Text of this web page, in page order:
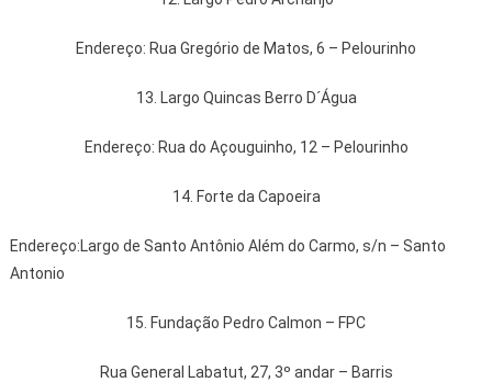
Endereço: Rua Gregório de Matos, 6 – Pelourinho
13. Largo Quincas Berro D´Água
Endereço: Rua do Açouguinho, 12 – Pelourinho
14. Forte da Capoeira
Endereço:Largo de Santo Antônio Além do Carmo, s/n – Santo
Antonio
15. Fundação Pedro Calmon – FPC
Rua General Labatut, 27, 3º andar – Barris